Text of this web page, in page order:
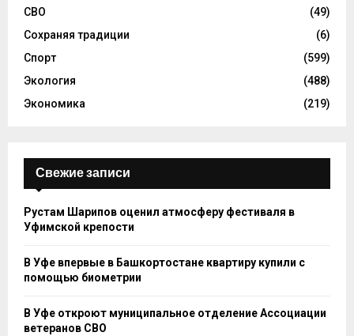
СВО
(49)
Сохраняя традиции
(6)
Спорт
(599)
Экология
(488)
Экономика
(219)
Свежие записи
Рустам Шарипов оценил атмосферу фестиваля в
Уфимской крепости
В Уфе впервые в Башкортостане квартиру купили с
помощью биометрии
В Уфе откроют муниципальное отделение Ассоциации
ветеранов СВО